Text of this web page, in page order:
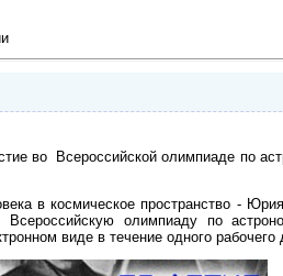
во Всероссийской олимпиаде по
в космическое пространство -
олимпиаду по
виде в течение одного рабочего